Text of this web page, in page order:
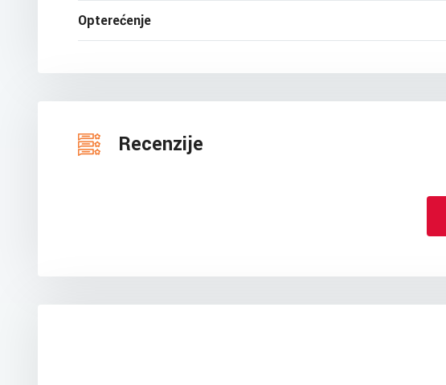
Opterećenje
Recenzije